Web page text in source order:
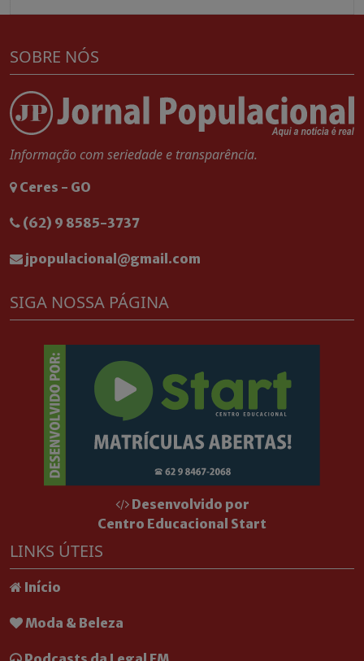
SOBRE NÓS
Informação com seriedade e transparência.
Ceres - GO
(62) 9 8585-3737
jpopulacional@gmail.com
SIGA NOSSA PÁGINA
Desenvolvido por
Centro Educacional Start
LINKS ÚTEIS
Início
Moda & Beleza